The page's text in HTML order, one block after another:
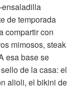
de temporada
compartir con
mimosos, steak
esa base se
de la casa: el
alioli, el bikini de